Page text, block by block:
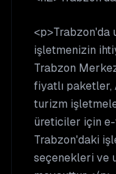
<p>Trabzon'da
işletmenizin
Trabzon
fiyatlı
turizm
üreticiler için
Trabzon'daki
seçenekleri ve